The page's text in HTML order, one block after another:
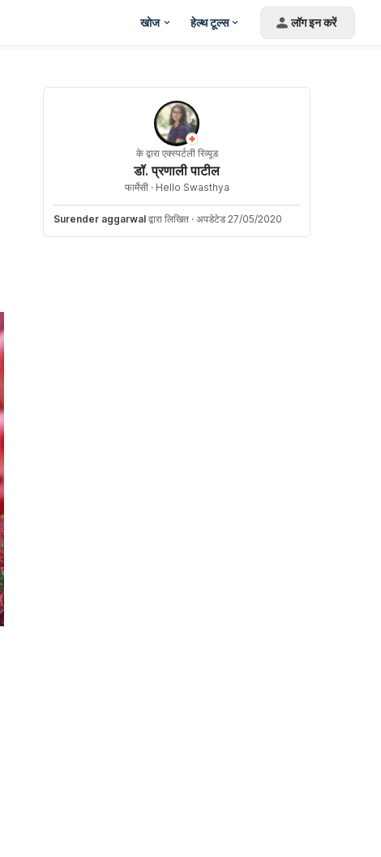
खोज हेल्थ टूल्स लॉग इन करें
के द्वारा एक्स्पर्टली रिव्यूड
डॉ. प्रणाली पाटील
फार्मेसी · Hello Swasthya
Surender aggarwal द्वारा लिखित · अपडेटेड 27/05/2020